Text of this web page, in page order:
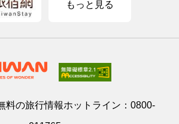
もっと見る
料の旅行情報ホットライン： 0800-